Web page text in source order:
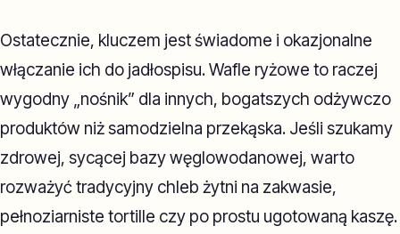
Ostatecznie, kluczem jest świadome i okazjonalne
włączanie ich do jadłospisu. Wafle ryżowe to raczej
wygodny „nośnik” dla innych, bogatszych odżywczo
produktów niż samodzielna przekąska. Jeśli szukamy
zdrowej, sycącej bazy węglowodanowej, warto
rozważyć tradycyjny chleb żytni na zakwasie,
pełnoziarniste tortille czy po prostu ugotowaną kaszę.